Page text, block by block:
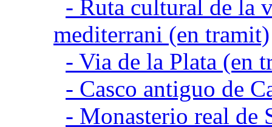
- Ruta cultural de la
mediterrani (en tramit)
- Via de la Plata (en
- Casco antiguo de
- Monasterio real de